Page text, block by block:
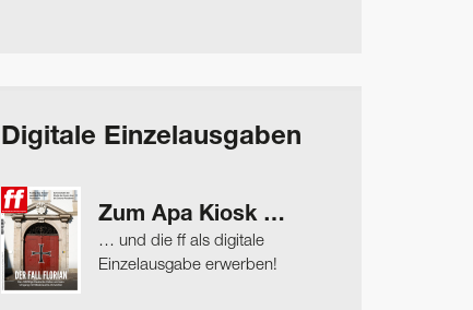
Digitale Einzelausgaben
Zum Apa Kiosk …
… und die ff als digitale
Einzelausgabe erwerben!